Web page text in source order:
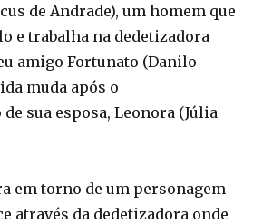
de Andrade), um homem que
e trabalha na dedetizadora
amigo Fortunato (Danilo
muda após o
sua esposa, Leonora (Júlia
em torno de um personagem
através da dedetizadora onde